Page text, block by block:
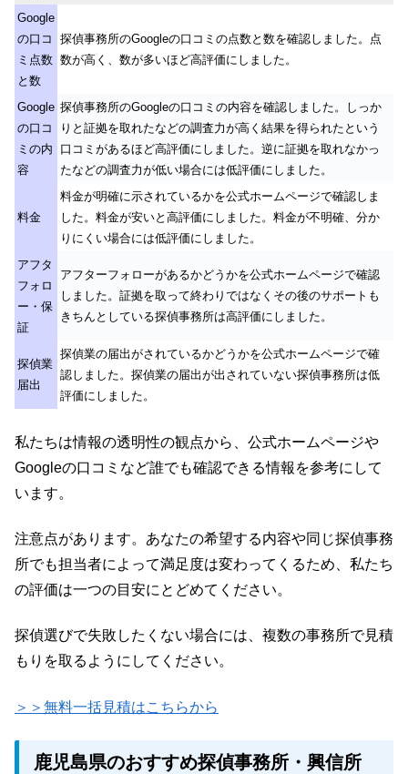
Google
の口コ
ミ点数
と数
探偵事務所のGoogleの口コミの点数と数を確認しました。点
数が高く、数が多いほど高評価にしました。
Google
の口コ
ミの内
容
探偵事務所のGoogleの口コミの内容を確認しました。しっか
りと証拠を取れたなどの調査力が高く結果を得られたという
口コミがあるほど高評価にしました。逆に証拠を取れなかっ
たなどの調査力が低い場合には低評価にしました。
料金
料金が明確に示されているかを公式ホームページで確認しま
した。料金が安いと高評価にしました。料金が不明確、分か
りにくい場合には低評価にしました。
アフタ
フォロ
ー・保
証
アフターフォローがあるかどうかを公式ホームページで確認
しました。証拠を取って終わりではなくその後のサポートも
きちんとしている探偵事務所は高評価にしました。
探偵業
届出
探偵業の届出がされているかどうかを公式ホームページで確
認しました。探偵業の届出が出されていない探偵事務所は低
評価にしました。
私たちは情報の透明性の観点から、公式ホームページや
Googleの口コミなど誰でも確認できる情報を参考にして
います。
注意点があります。あなたの希望する内容や同じ探偵事務
所でも担当者によって満足度は変わってくるため、私たち
の評価は一つの目安にとどめてください。
探偵選びで失敗したくない場合には、複数の事務所で見積
もりを取るようにしてください。
＞＞無料一括見積はこちらから
鹿児島県のおすすめ探偵事務所・興信所